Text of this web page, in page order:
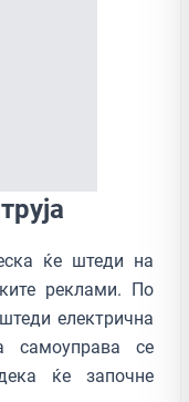
ќе штеди на
реклами. По
електрична
самоуправа се
ќе започне